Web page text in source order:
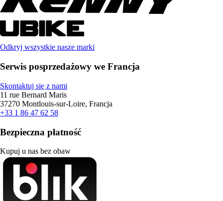
Odkryj wszystkie nasze marki
Serwis posprzedażowy we Francja
Skontaktuj się z nami
11 rue Bernard Maris
37270 Montlouis-sur-Loire, Francja
+33 1 86 47 62 58
Bezpieczna płatność
Kupuj u nas bez obaw